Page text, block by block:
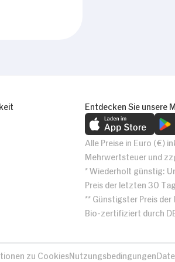
Entdecken Sie unsere
Alle Preise in Euro (€)
Mehrwertsteuer und
* Wiederholt günstig:
Preis der letzten 30
** Günstigster Preis
Bio-zertifiziert durch
zu CookiesNutzungsbedingungen